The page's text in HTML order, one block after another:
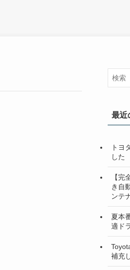
最近
トヨ
した
【
き自
ンテ
夏本
適ド
補充